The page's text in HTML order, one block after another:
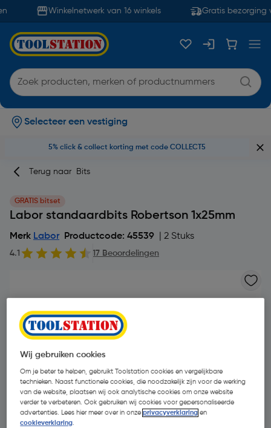
Winkelnetwerk van 16 winkels Gratis bezorging
Selecteer een vestiging
5% click & collect korting met code COLLECT5
Terug naar Bits
GRATIS bitset
Labor standaardbits Robertson 1x25mm
Merk Labor Productcode: 45539 | 2 Stuks
4.1 17 Beoordelingen
Wij gebruiken cookies
Om je beter te helpen, gebruikt Toolstation cookies en vergelijkbare
technieken. Naast functionele cookies, die noodzakelijk zijn voor de werking
van de website, plaatsen wij ook analytische cookies om onze website
verder te verbeteren. Ook gebruiken wij cookies voor gepersonaliseerde
advertenties. Lees hier meer over in onzeprivacyverklaring en
cookieverklaring.